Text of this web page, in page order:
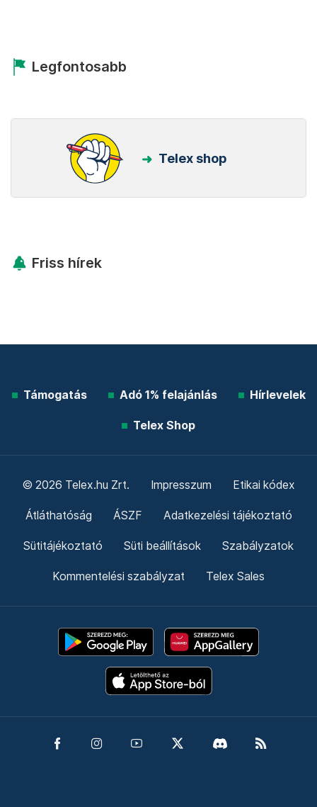
Legfontosabb
Telex shop
Friss hírek
Támogatás Adó 1% felajánlás Hírlevelek
Telex Shop
© 2026 Telex.hu Zrt. Impresszum Etikai kódex
Átláthatóság ÁSZF Adatkezelési tájékoztató
Sütitájékoztató Süti beállítások Szabályzatok
Kommentelési szabályzat Telex Sales